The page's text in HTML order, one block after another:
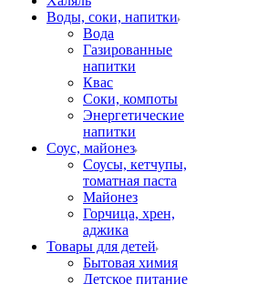
Воды, соки, напитки
Вода
Газированные
напитки
Квас
Соки, компоты
Энергетические
напитки
Соус, майонез
Соусы, кетчупы,
томатная паста
Майонез
Горчица, хрен,
аджика
Товары для детей
Бытовая химия
Детское питание